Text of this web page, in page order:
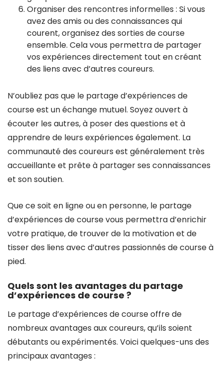
Organiser des rencontres informelles : Si vous
avez des amis ou des connaissances qui
courent, organisez des sorties de course
ensemble. Cela vous permettra de partager
vos expériences directement tout en créant
des liens avec d’autres coureurs.
N’oubliez pas que le partage d’expériences de
course est un échange mutuel. Soyez ouvert à
écouter les autres, à poser des questions et à
apprendre de leurs expériences également. La
communauté des coureurs est généralement très
accueillante et prête à partager ses connaissances
et son soutien.
Que ce soit en ligne ou en personne, le partage
d’expériences de course vous permettra d’enrichir
votre pratique, de trouver de la motivation et de
tisser des liens avec d’autres passionnés de course à
pied.
Quels sont les avantages du partage
d’expériences de course ?
Le partage d’expériences de course offre de
nombreux avantages aux coureurs, qu’ils soient
débutants ou expérimentés. Voici quelques-uns des
principaux avantages :